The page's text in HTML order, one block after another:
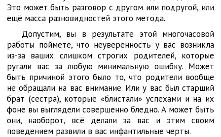
Это может быть разговор с другом или подругой, или
ещё масса разновидностей этого метода.
Допустим, вы в результате этой многочасовой
работы поймете, что неуверенность у вас возникла
из-за ваших слишком строгих родителей, которые
ругали вас за любую минимальную ошибку. Может
быть причиной этого было то, что родители вообще
не обращали на вас внимание. Или у вас был старший
брат (сестра), которые «блистали» успехами и на их
фоне вы выглядели совершенно бледно. А может быть
они, наоборот, всё делали за вас и этим своим
поведением развили в вас инфантильные черты.